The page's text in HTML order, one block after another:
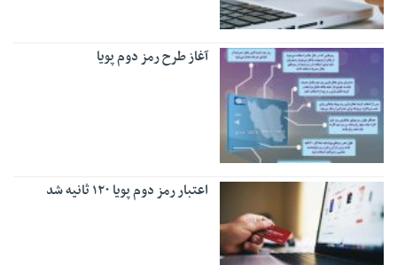
آغاز طرح رمز دوم پویا
اعتبار رمز دوم پویا ۱۲۰ ثانیه شد